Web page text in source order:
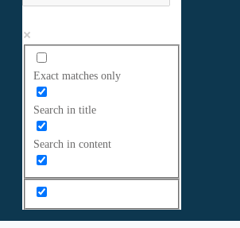
Exact matches only
Search in title
Search in content